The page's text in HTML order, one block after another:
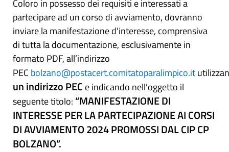
Coloro in possesso dei requisiti e interessati a
partecipare ad un corso di avviamento, dovranno
inviare la manifestazione d'interesse, comprensiva
di tutta la documentazione, esclusivamente in
formato PDF, all’indirizzo
PEC bolzano@postacert.comitatoparalimpico.it
un indirizzo PEC e indicando nell’oggetto il
seguente titolo: “MANIFESTAZIONE DI
INTERESSE PER LA PARTECIPAZIONE AI CORSI
DI AVVIAMENTO 2024 PROMOSSI DAL CIP CP
BOLZANO”.